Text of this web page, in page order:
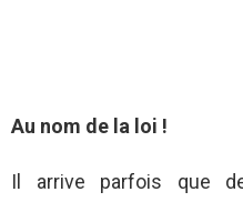
Au nom de la loi !
Il arrive parfois que